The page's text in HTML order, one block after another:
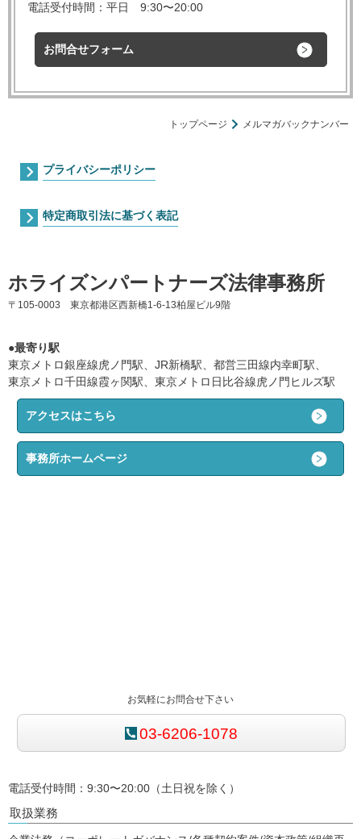
電話受付時間：平日 9:30〜20:00
お問合せフォーム
トップページ メルマガバックナンバー
プライバシーポリシー
特定商取引法に基づく表記
ホライズンパートナーズ法律事務所
〒105-0003 東京都港区西新橋1-6-13柏屋ビル9階
●最寄り駅
東京メトロ銀座線虎ノ門駅、JR新橋駅、都営三田線内幸町駅、
東京メトロ千田線霞ヶ関駅、東京メトロ日比谷線虎ノ門ヒルズ駅
アクセスはこちら
事務所ホームページ
お気軽にお問合せ下さい
03-6206-1078
電話受付時間：9:30〜20:00（土日祝を除く）
取扱業務